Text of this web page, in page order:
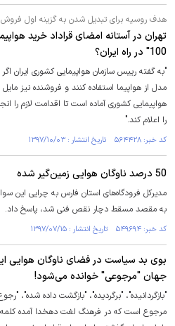
هدف روسیه برای تبدیل شدن به گزینه اول فروش
تهران در آستانه امضای قراداد خرید
‎"100 در راه ایران؟
"به گفته رییس سازمان هواپیمایی کشوری ایران
مدل از هواپیما استفاده کنند و فروشنده نیز
هواپیمایی کشوری آماده است تا اقدامت لازم را
را اعلام کند."
کد خبر: ۵۶۴۴۲۸ تاریخ انتشار : ۱۳۹۷/۱۰/۰۳
50 درصد ناوگان هوایی زمین‌گیر شده
مدیرکل فرودگاه‌های استان فارس به چرایی این
به مقصد مسقط دچار نقص فنی شد، پاسخ داد.
کد خبر: ۵۴۹۶۹۴ تاریخ انتشار : ۱۳۹۷/۰۷/۱۵
بوی بد سیاست در فضای ناوگان هوایی
جهان "مرجوعی" خوانده می‌شود!
"بازگردانیده"، "برگردیده"، "بازگشت داده شده"،
مرجوع است که در فرهنگ لغت دهخدا آمده